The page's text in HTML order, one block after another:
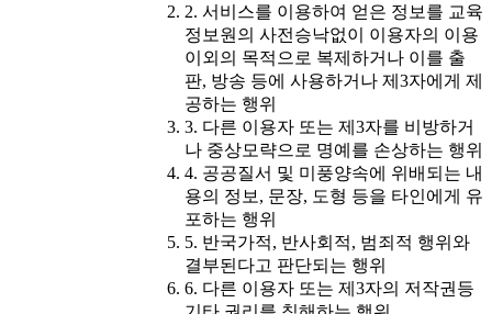
2. 서비스를 이용하여 얻은 정보를 교육
정보원의 사전승낙없이 이용자의 이용
이외의 목적으로 복제하거나 이를 출
판, 방송 등에 사용하거나 제3자에게 제
공하는 행위
3. 다른 이용자 또는 제3자를 비방하거
나 중상모략으로 명예를 손상하는 행위
4. 공공질서 및 미풍양속에 위배되는 내
용의 정보, 문장, 도형 등을 타인에게 유
포하는 행위
5. 반국가적, 반사회적, 범죄적 행위와
결부된다고 판단되는 행위
6. 다른 이용자 또는 제3자의 저작권등